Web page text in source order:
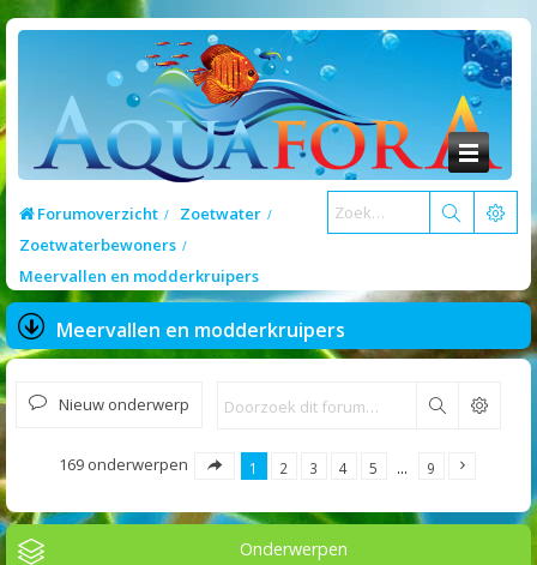
Forumoverzicht
Zoetwater
Zoetwaterbewoners
Meervallen en modderkruipers
Meervallen en modderkruipers
Nieuw onderwerp Zoek
169 onderwerpen 1 2 3 4 5 … 9
Onderwerpen